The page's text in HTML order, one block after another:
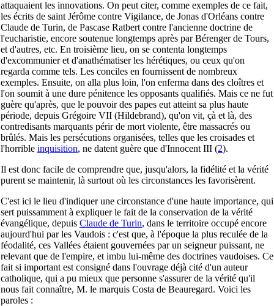
attaquaient les innovations. On peut citer, comme exemples de ce fait,
les écrits de saint Jérôme contre Vigilance, de Jonas d'Orléans contre
Claude de Turin, de Pascase Ratbert contre l'ancienne doctrine de
l'eucharistie, encore soutenue longtemps après par Bérenger de Tours,
et d'autres, etc. En troisième lieu, on se contenta longtemps
d'excommunier et d'anathématiser les hérétiques, ou ceux qu'on
regarda comme tels. Les conciles en fournissent de nombreux
exemples. Ensuite, on alla plus loin, l'on enferma dans des cloîtres et
l'on soumit à une dure pénitence les opposants qualifiés. Mais ce ne fut
guère qu'après, que le pouvoir des papes eut atteint sa plus haute
période, depuis Grégoire VII (Hildebrand), qu'on vit, çà et là, des
contredisants marquants périr de mort violente, être massacrés ou
brûlés. Mais les persécutions organisées, telles que les croisades et
l'horrible inquisition, ne datent guère que d'Innocent III (2).
Il est donc facile de comprendre que, jusqu'alors, la fidélité et la vérité
purent se maintenir, là surtout où les circonstances les favorisèrent.
C'est ici le lieu d'indiquer une circonstance d'une haute importance, qui
sert puissamment à expliquer le fait de la conservation de la vérité
évangélique, depuis Claude de Turin, dans le territoire occupé encore
aujourd'hui par les Vaudois : c'est que, à l'époque la plus reculée de la
féodalité, ces Vallées étaient gouvernées par un seigneur puissant, ne
relevant que de l'empire, et imbu lui-même des doctrines vaudoises. Ce
fait si important est consigné dans l'ouvrage déjà cité d'un auteur
catholique, qui a pu mieux que personne s'assurer de la vérité qu'il
nous fait connaître, M. le marquis Costa de Beauregard. Voici les
paroles :